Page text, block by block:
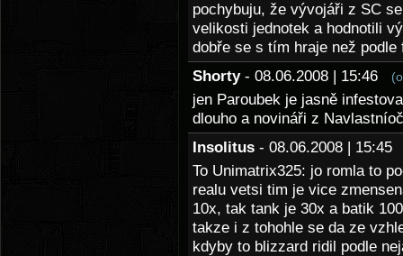
pochybuju, že vývojáři z SC
velikosti jednotek a hodnotili
dobře se s tím hraje než podle
Shorty - 08.06.2008 | 15:46
jen Paroubek je jasně
dlouho a novináři z
Insolitus - 08.06.2008 |
To Unimatrix325: jo romla to
realu vetsi tim je vice
10x, tak tank je 30x a batik
takze i z tohohle se da ze
kdyby to blizzard ridil podle